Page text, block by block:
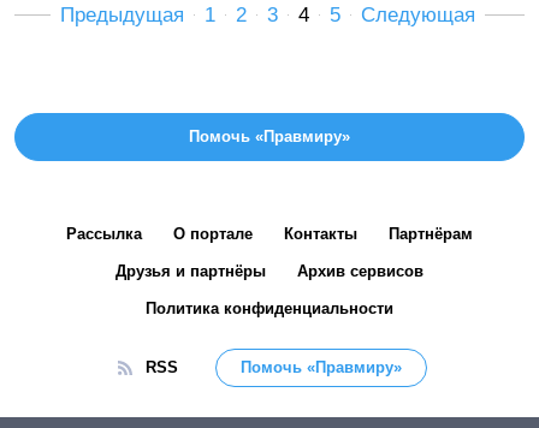
Предыдущая 1 2 3 4 5 Следующая
Помочь «Правмиру»
Рассылка О портале Контакты Партнёрам
Друзья и партнёры Архив сервисов
Политика конфиденциальности
RSS Помочь «Правмиру»